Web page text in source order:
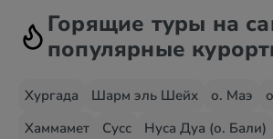
Горящие туры на
популярные
Хургада Шарм эль Шейх о. Маэ
Хаммамет
Сусс
Нуса Дуа (о. Бали)